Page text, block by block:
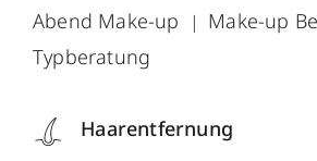
Abend Make-up
Make-up
Typberatung
Haarentfernung